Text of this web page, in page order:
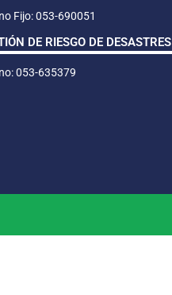
Fijo: 053-690051
DE RIESGO DE DESASTRES
053-635379